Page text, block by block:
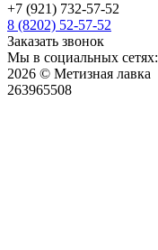
+7 (921) 732-57-52
8 (8202) 52-57-52
Заказать звонок
Мы в социальных сетях:
2026 © Метизная лавка
263965508